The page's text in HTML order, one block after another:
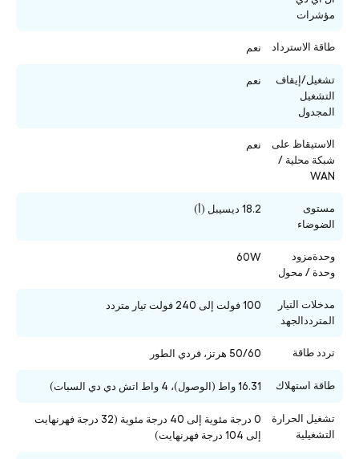
مؤشرات
طاقة الاسترداد نعم
تشغيل/إيقاف
التشغيل
المجدول
نعم
الاستيقاظ على
شبكة محلية /
WAN
نعم
مستوى
الضوضاء
18.2 ديسيبل (أ)
وحدةمزود
وحدة / محول
60W
مدخلات التيار
المترددالجهد
100 فولت إلى 240 فولت تيار متردد
تردد طاقة 50/60 هرتز، فردي الطور
طاقة استهلاك 16.31 واط (الوصول)، 4 واط اتش دي دي السبات)
تشغيل الحرارة
التشغيلية
0 درجة مئوية إلى 40 درجة مئوية (32 درجة فهرنهايت
إلى 104 درجة فهرنهايت)